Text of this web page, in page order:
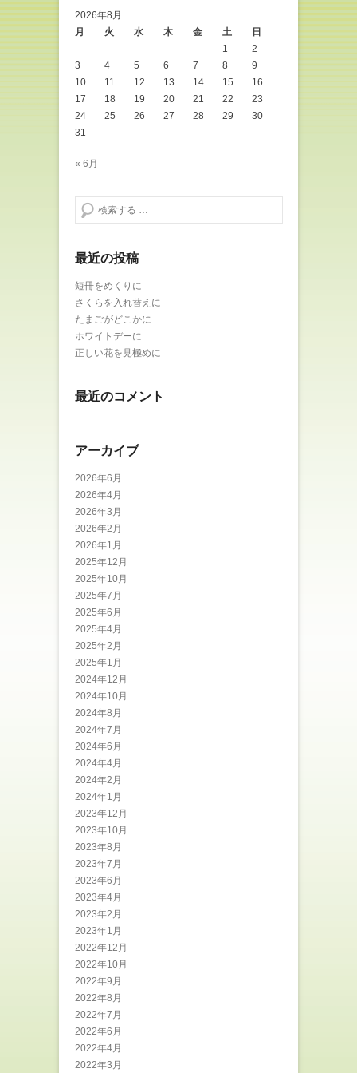
2026年8月
月
火 水 木 金 土
日
1
2
3
4 5 6 7 8
9
10
11 12 13 14 15
16
17
18 19 20 21 22
23
24
25 26 27 28 29
30
31
« 6月
検索する
最近の投稿
短冊をめくりに
さくらを入れ替えに
たまごがどこかに
ホワイトデーに
正しい花を見極めに
最近のコメント
アーカイブ
2026年6月
2026年4月
2026年3月
2026年2月
2026年1月
2025年12月
2025年10月
2025年7月
2025年6月
2025年4月
2025年2月
2025年1月
2024年12月
2024年10月
2024年8月
2024年7月
2024年6月
2024年4月
2024年2月
2024年1月
2023年12月
2023年10月
2023年8月
2023年7月
2023年6月
2023年4月
2023年2月
2023年1月
2022年12月
2022年10月
2022年9月
2022年8月
2022年7月
2022年6月
2022年4月
2022年3月